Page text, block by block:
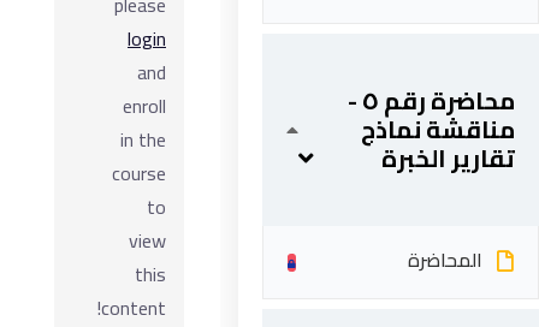
محاضرة رقم ٥ -
مناقشة نماذج
تقارير الخبرة
المحاضرة
login
and
enroll
in the
course
to
view
this
content!